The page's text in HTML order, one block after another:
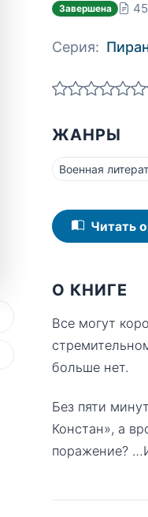
Завершена
Серия:
ЖАНРЫ
Военная
Читать
О КНИГЕ
Все могут
больше нет.
Без пяти
Констан», а
поражение?